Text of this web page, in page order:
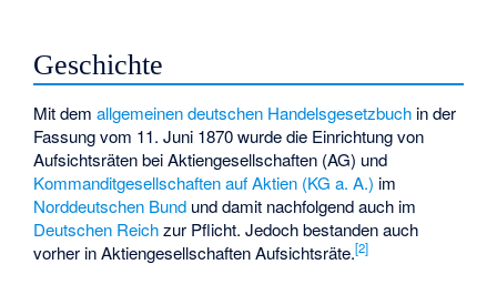
Geschichte
Mit demallgemeinen deutschen Handelsgesetzbuch in der
Fassung vom 11. Juni 1870 wurde die Einrichtung von
Aufsichtsräten bei Aktiengesellschaften (AG) und
Kommanditgesellschaften auf Aktien (KG a. A.) im
Norddeutschen Bund und damit nachfolgend auch im
Deutschen Reichzur Pflicht. Jedoch bestanden auch
vorher in Aktiengesellschaften Aufsichtsräte.[2]